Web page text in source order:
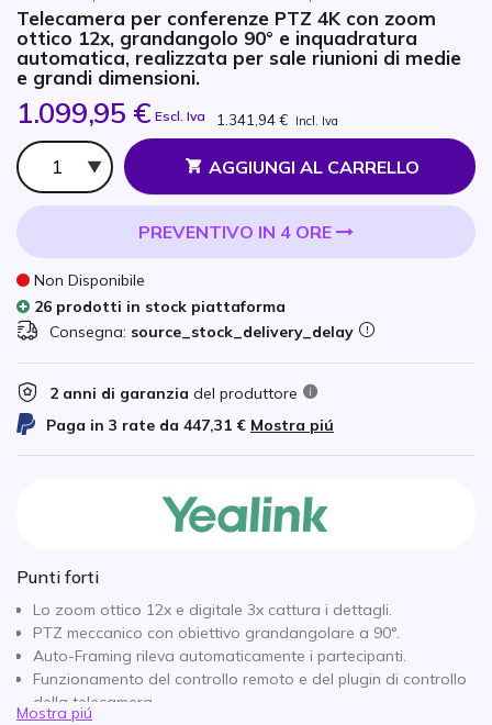
Telecamera per conferenze PTZ 4K con zoom
ottico 12x, grandangolo 90° e inquadratura
automatica, realizzata per sale riunioni di medie
e grandi dimensioni.
1.099,95 € Escl. Iva 1.341,94 € Incl. Iva
Qtà
AGGIUNGI AL CARRELLO
PREVENTIVO IN 4 ORE
Non Disponibile
26 prodotti in stock piattaforma
Consegna: source_stock_delivery_delay
2 anni di garanzia del produttore
Paga in 3 rate da 447,31 € Mostra piú
Punti forti
Lo zoom ottico 12x e digitale 3x cattura i dettagli.
PTZ meccanico con obiettivo grandangolare a 90°.
Auto-Framing rileva automaticamente i partecipanti.
Funzionamento del controllo remoto e del plugin di controllo
della telecamera.
Mostra piú